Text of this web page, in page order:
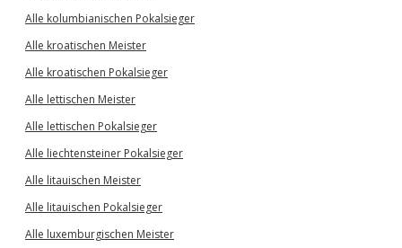
Alle kolumbianischen Pokalsieger
Alle kroatischen Meister
Alle kroatischen Pokalsieger
Alle lettischen Meister
Alle lettischen Pokalsieger
Alle liechtensteiner Pokalsieger
Alle litauischen Meister
Alle litauischen Pokalsieger
Alle luxemburgischen Meister